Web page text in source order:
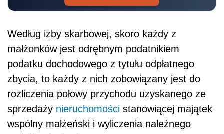
Według izby skarbowej, skoro każdy z
małżonków jest odrębnym podatnikiem
podatku dochodowego z tytułu odpłatnego
zbycia, to każdy z nich zobowiązany jest do
rozliczenia połowy przychodu uzyskanego ze
sprzedaży nieruchomości stanowiącej majątek
wspólny małżeński i wyliczenia należnego